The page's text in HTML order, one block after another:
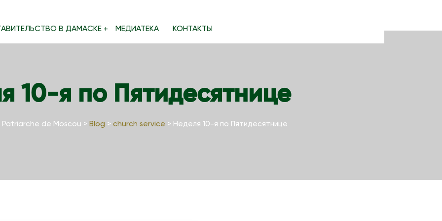
В ДАМАСКЕ МЕДИАТЕКА КОНТАКТЫ
10-я по Пятидесятнице
de Moscou > Blog > church service > Неделя 10-я по Пятидесятнице